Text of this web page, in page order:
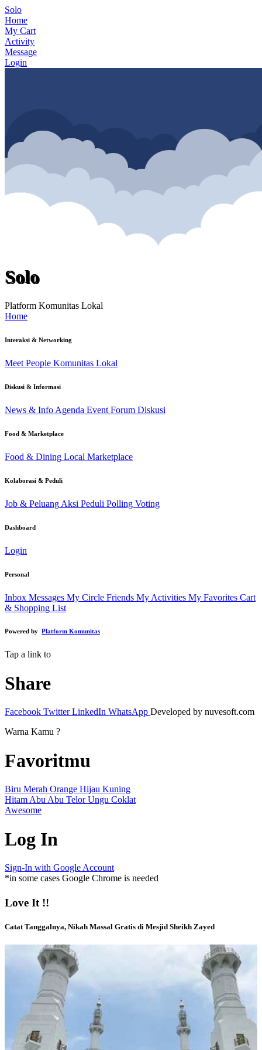
Solo
Home
My Cart
Activity
Message
Login
Solo
Platform Komunitas Lokal
Home
Interaksi & Networking
Meet People Komunitas Lokal
Diskusi & Informasi
News & Info Agenda Event Forum Diskusi
Food & Marketplace
Food & Dining Local Marketplace
Kolaborasi & Peduli
Job & Peluang Aksi Peduli Polling Voting
Dashboard
Login
Personal
Inbox Messages My Circle Friends My Activities My Favorites Cart
& Shopping List
Powered by Platform Komunitas
Tap a link to
Share
Facebook Twitter LinkedIn WhatsApp Developed by nuvesoft.com
Warna Kamu ?
Favoritmu
Biru Merah Orange Hijau Kuning
Hitam Abu Abu Telor Ungu Coklat
Awesome
Log In
Sign-In with Google Account
*in some cases Google Chrome is needed
Love It !!
Catat Tanggalnya, Nikah Massal Gratis di Mesjid Sheikh Zayed